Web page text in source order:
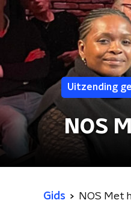
Uitzending
NOS
Gids NOS Met